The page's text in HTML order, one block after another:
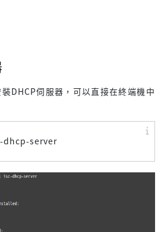
DHCP伺服器，可以直接在終端機中
server